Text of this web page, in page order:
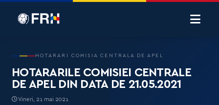
HOTARARI COMISIA CENTRALA DE APEL
HOTARARILE COMISIEI CENTRALE
DE APEL DIN DATA DE 21.05.2021
Vineri, 21 mai 2021